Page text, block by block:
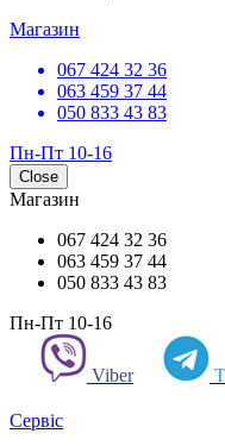
Магазин
067 424 32 36
063 459 37 44
050 833 43 83
Пн-Пт 10-16
Close
Магазин
067 424 32 36
063 459 37 44
050 833 43 83
Пн-Пт 10-16
Viber
Сервіс